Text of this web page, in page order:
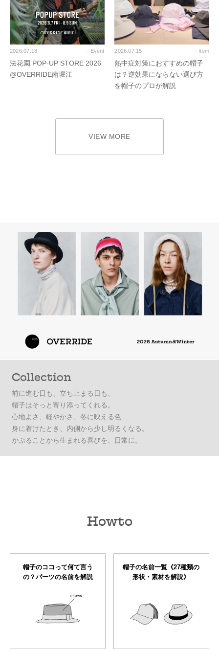
2026.07.18 - Event
法花園 POP-UP STORE 2026
@OVERRIDE南堀江
2026.07.15 - Item
熱中症対策におすすめの帽子
は？逆効果にならない選び方
を帽子のプロが解説
VIEW MORE
Collection
前に進む日も、立ち止まる日も、
帽子はそっと寄り添ってくれる。
心地よさ、軽やかさ、冬に映える色
身に着けたとき、内側から少し明るくなる。
かぶることから生まれる喜びを、日常に。
Howto
帽子のココって何て言う
の？パーツの名前を解説
帽子の名前一覧《27種類の
形状・素材を解説》